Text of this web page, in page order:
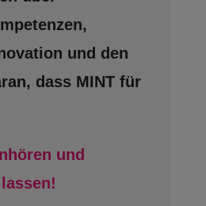
und den
dass MINT für
und